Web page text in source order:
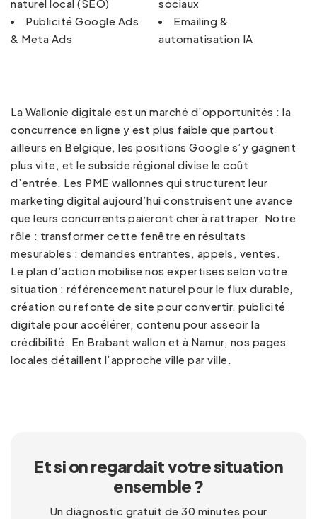
naturel local (SEO)
Publicité Google Ads
& Meta Ads
sociaux
Emailing &
automatisation IA
La Wallonie digitale est un marché d’opportunités : la
concurrence en ligne y est plus faible que partout
ailleurs en Belgique, les positions Google s’y gagnent
plus vite, et le subside régional divise le coût
d’entrée. Les PME wallonnes qui structurent leur
marketing digital aujourd’hui construisent une avance
que leurs concurrents paieront cher à rattraper. Notre
rôle : transformer cette fenêtre en résultats
mesurables : demandes entrantes, appels, ventes.
Le plan d’action mobilise nos expertises selon votre
situation : référencement naturel pour le flux durable,
création ou refonte de site pour convertir, publicité
digitale pour accélérer, contenu pour asseoir la
crédibilité. En Brabant wallon et à Namur, nos pages
locales détaillent l’approche ville par ville.
Et si on regardait votre situation
ensemble ?
Un diagnostic gratuit de 30 minutes pour